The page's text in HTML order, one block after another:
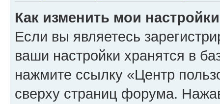
Как изменить мои
Если вы являетесь
ваши настройки хранятся в
нажмите ссылку «Центр
сверху страниц форума.